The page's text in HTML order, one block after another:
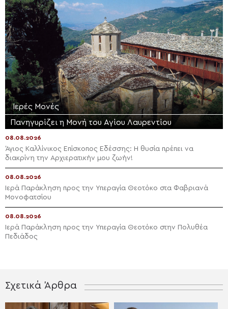
Ιερές Μονές
Πανηγυρίζει η Μονή του Αγίου Λαυρεντίου
08.08.2026
Άγιος Καλλίνικος Επίσκοπος Εδέσσης: Η θυσία πρέπει να
διακρίνη την Αρχιερατικήν μου ζωήν!
08.08.2026
Ιερά Παράκληση προς την Υπεραγία Θεοτόκο στα Φαβριανά
Μονοφατσίου
08.08.2026
Ιερά Παράκληση προς την Υπεραγία Θεοτόκο στην Πολυθέα
Πεδιάδος
Σχετικά Άρθρα